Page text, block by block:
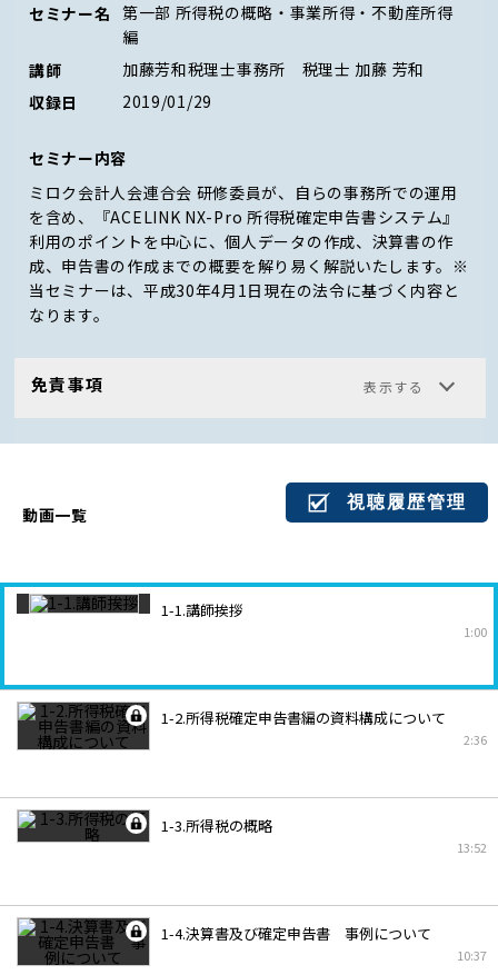
セミナー名 第一部 所得税の概略・事業所得・不動産所得
編
講師
加藤芳和税理士事務所 税理士 加藤 芳和
収録日
2019/01/29
セミナー内容
ミロク会計人会連合会 研修委員が、自らの事務所での運用
を含め、『ACELINK NX-Pro 所得税確定申告書システム』
利用のポイントを中心に、個人データの作成、決算書の作
成、申告書の作成までの概要を解り易く解説いたします。※
当セミナーは、平成30年4月1日現在の法令に基づく内容と
なります。
免責事項
視聴履歴管理
動画一覧
1-1.講師挨拶
1:00
1-2.所得税確定申告書編の資料構成について
2:36
1-3.所得税の概略
13:52
1-4.決算書及び確定申告書 事例について
10:37